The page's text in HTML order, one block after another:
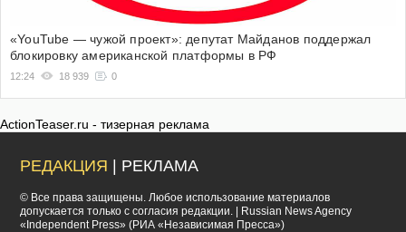
«YouTube — чужой проект»: депутат Майданов поддержал
блокировку американской платформы в РФ
12:24 18 939 0
ActionTeaser.ru - тизерная реклама
РЕДАКЦИЯ | РЕКЛАМА
© Все права защищены. Любое использование материалов
допускается только с согласия редакции. | Russian News Agency
«Independent Press» (РИА «Независимая Пресса»)